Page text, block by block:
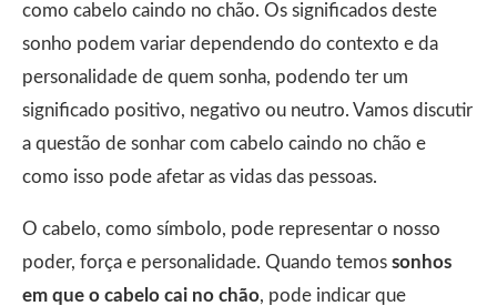
como cabelo caindo no chão. Os significados deste
sonho podem variar dependendo do contexto e da
personalidade de quem sonha, podendo ter um
significado positivo, negativo ou neutro. Vamos discutir
a questão de sonhar com cabelo caindo no chão e
como isso pode afetar as vidas das pessoas.
O cabelo, como símbolo, pode representar o nosso
poder, força e personalidade. Quando temos sonhos
em que o cabelo cai no chão, pode indicar que